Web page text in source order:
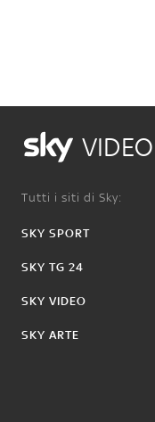
VIDEO
Tutti i siti di Sky:
SKY SPORT
SKY TG 24
SKY VIDEO
SKY ARTE